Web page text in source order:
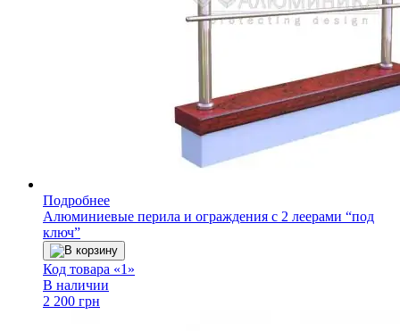
Подробнее
Алюминиевые перила и ограждения с 2 леерами “под
ключ”
В корзину
Код товара «1»
В наличии
2 200 грн